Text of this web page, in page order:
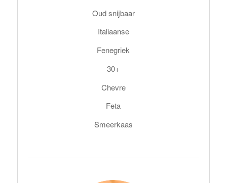
Oud snijbaar
Italiaanse
Fenegriek
30+
Chevre
Feta
Smeerkaas